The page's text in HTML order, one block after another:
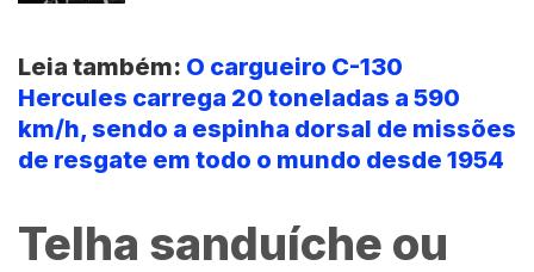
Leia também: O cargueiro C-130
Hercules carrega 20 toneladas a 590
km/h, sendo a espinha dorsal de missões
de resgate em todo o mundo desde 1954
Telha sanduíche ou